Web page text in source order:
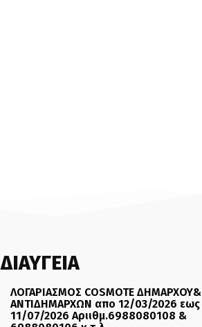
ΔΙΑΥΓΕΙΑ
ΛΟΓΑΡΙΑΣΜΟΣ COSMOTE ΔΗΜΑΡΧΟΥ&
ΑΝΤΙΔΗΜΑΡΧΩΝ απο 12/03/2026 εως
11/07/2026 Αριιθμ.6988080108 &